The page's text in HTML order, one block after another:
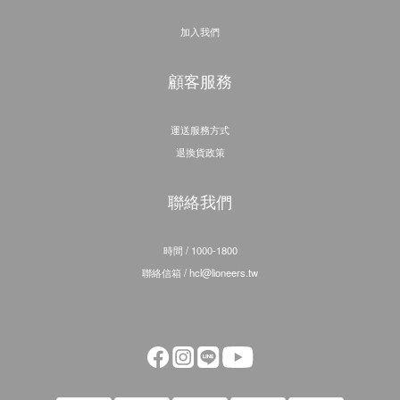
加入我們
顧客服務
運送服務方式
退換貨政策
聯絡我們
時間 / 1000-1800
聯絡信箱 / hcl@lioneers.tw